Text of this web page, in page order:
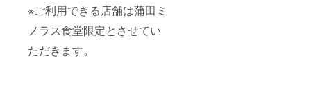
※ご利用できる店舗は蒲田ミ
ノラス食堂限定とさせてい
ただきます。